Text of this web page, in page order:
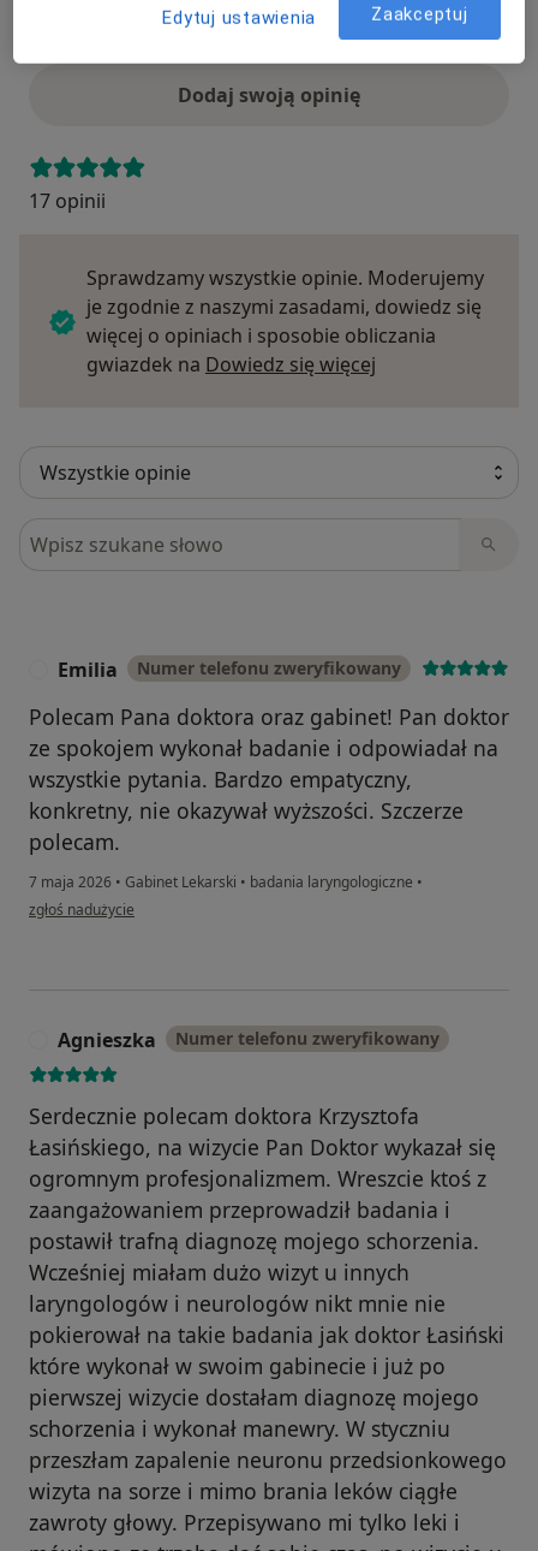
Dodaj swoją opinię
17 opinii
Sprawdzamy wszystkie opinie. Moderujemy
je zgodnie z naszymi zasadami, dowiedz się
więcej o opiniach i sposobie obliczania
gwiazdek na Dowiedz się więcej
Szukaj w opiniach
Emilia Numer telefonu zweryfikowany
Polecam Pana doktora oraz gabinet! Pan doktor
ze spokojem wykonał badanie i odpowiadał na
wszystkie pytania. Bardzo empatyczny,
konkretny, nie okazywał wyższości. Szczerze
polecam.
7 maja 2026 • Gabinet Lekarski • badania laryngologiczne •
w opinii użytkownika Emilia
zgłoś nadużycie
Agnieszka Numer telefonu zweryfikowany
Serdecznie polecam doktora Krzysztofa
Łasińskiego, na wizycie Pan Doktor wykazał się
ogromnym profesjonalizmem. Wreszcie ktoś z
zaangażowaniem przeprowadził badania i
postawił trafną diagnozę mojego schorzenia.
Wcześniej miałam dużo wizyt u innych
laryngologów i neurologów nikt mnie nie
pokierował na takie badania jak doktor Łasiński
które wykonał w swoim gabinecie i już po
pierwszej wizycie dostałam diagnozę mojego
schorzenia i wykonał manewry. W styczniu
przeszłam zapalenie neuronu przedsionkowego
wizyta na sorze i mimo brania leków ciągłe
zawroty głowy. Przepisywano mi tylko leki i
Edytuj ustawienia Zaakceptuj